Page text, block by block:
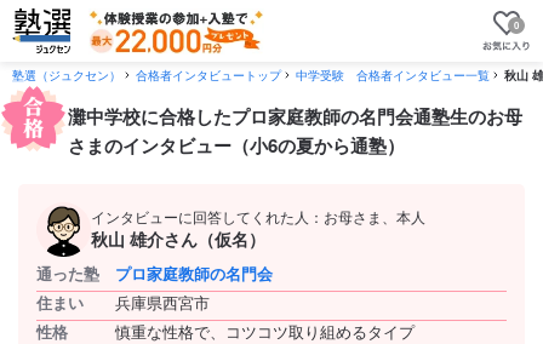
0
塾選（ジュクセン） 合格者インタビュートップ 中学受験 合格者インタビュー一覧 秋山
灘中学校に合格したプロ家庭教師の名門会通塾生のお母
さまのインタビュー（小6の夏から通塾）
インタビューに回答してくれた人：お母さま、本人
秋山 雄介さん（仮名）
通った塾
プロ家庭教師の名門会
住まい
兵庫県西宮市
性格
慎重な性格で、コツコツ取り組めるタイプ